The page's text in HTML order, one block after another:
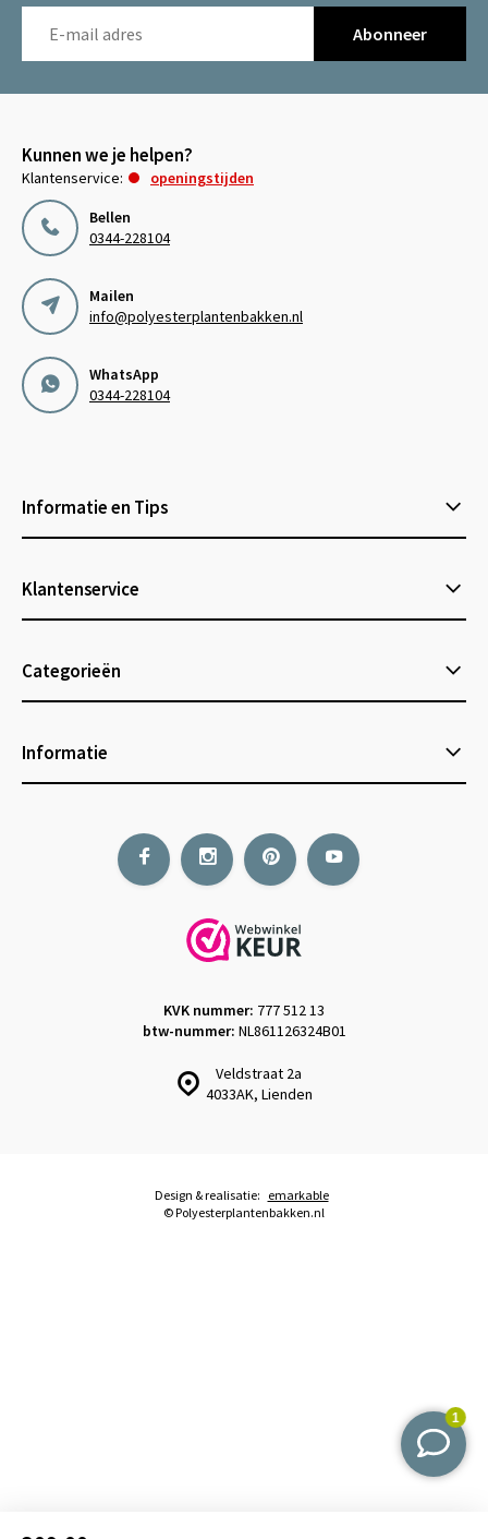
Abonneer
Kunnen we je helpen?
Klantenservice:
openingstijden
Bellen
0344-228104
Mailen
info@polyesterplantenbakken.nl
WhatsApp
0344-228104
Informatie en Tips
Klantenservice
Categorieën
Informatie
Veldstraat 2a
4033AK, Lienden
KVK nummer: 777 512 13
btw-nummer: NL861126324B01
© Polyesterplantenbakken.nl
Design & realisatie: emarkable